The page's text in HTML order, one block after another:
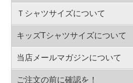
Ｔシャツサイズについて
キッズTシャツサイズについて
当店メールマガジンについて
ご注文の前に確認を！